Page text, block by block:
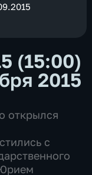
(15:00)
2015
открылся
с